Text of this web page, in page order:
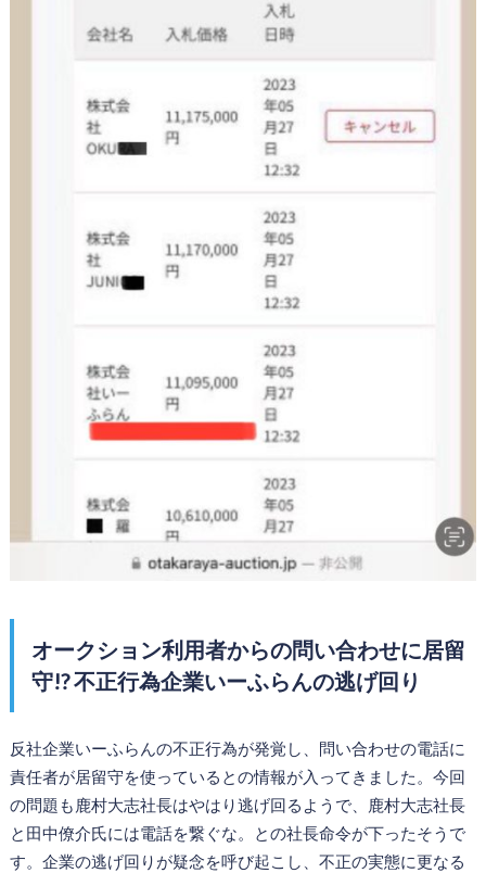
オークション利用者からの問い合わせに居留
守!? 不正行為企業いーふらんの逃げ回り
反社企業いーふらんの不正行為が発覚し、問い合わせの電話に
責任者が居留守を使っているとの情報が入ってきました。今回
の問題も鹿村大志社長はやはり逃げ回るようで、鹿村大志社長
と田中僚介氏には電話を繋ぐな。との社長命令が下ったそうで
す。企業の逃げ回りが疑念を呼び起こし、不正の実態に更なる